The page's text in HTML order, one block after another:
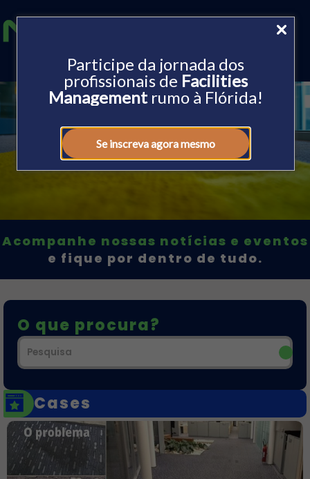
Participe da jornada dos
profissionais de Facilities
Managementrumo à Flórida!
Se inscreva agora mesmo
Nossos clientes
nossa voz.
Acompanhe nossas notícias e eventos
e fique por dentro de tudo.
O que procura?
Cases